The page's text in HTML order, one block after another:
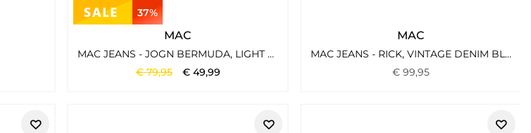
37%
MAC
MAC JEANS - JOGN BERMUDA, LIGHT SWEAT DENIM GRAU
€79,95 € 49,99
MAC
MAC JEANS - RICK, VINTAGE DENIM BLAU2
€99,95